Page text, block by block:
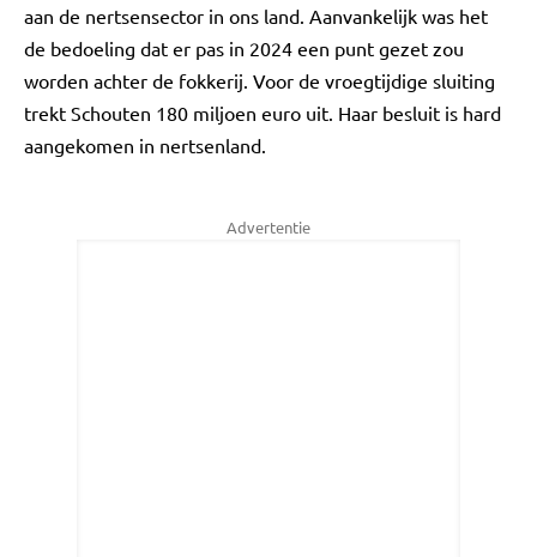
aan de nertsensector in ons land. Aanvankelijk was het
de bedoeling dat er pas in 2024 een punt gezet zou
worden achter de fokkerij. Voor de vroegtijdige sluiting
trekt Schouten 180 miljoen euro uit. Haar besluit is hard
aangekomen in nertsenland.
Advertentie